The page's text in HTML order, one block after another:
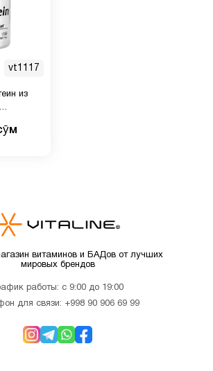
vt1117
из
витаминов и БАДов от лучших
мировых брендов
работы: с 9:00 до 19:00
для связи: +998 90 906 69 99